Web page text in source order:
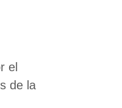
el
de la